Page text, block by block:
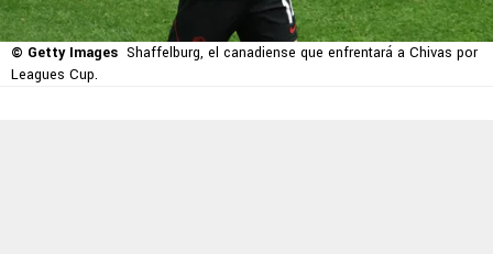
© Getty Images Shaffelburg, el canadiense que enfrentará a Chivas por
Leagues Cup.